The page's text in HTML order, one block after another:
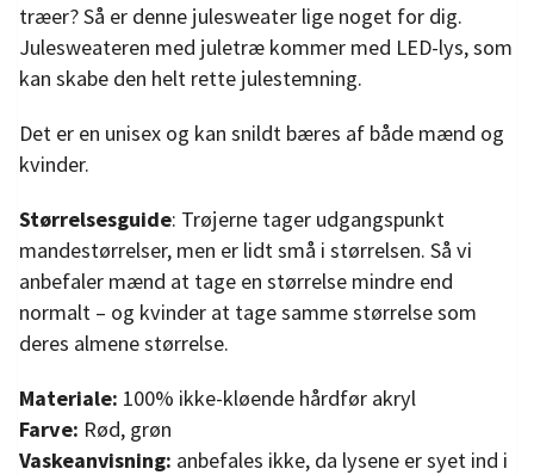
træer? Så er denne julesweater lige noget for dig.
Julesweateren med juletræ kommer med LED-lys, som
kan skabe den helt rette julestemning.
Det er en unisex og kan snildt bæres af både mænd og
kvinder.
Størrelsesguide: Trøjerne tager udgangspunkt
mandestørrelser, men er lidt små i størrelsen. Så vi
anbefaler mænd at tage en størrelse mindre end
normalt – og kvinder at tage samme størrelse som
deres almene størrelse.
Materiale: 100% ikke-kløende hårdfør akryl
Farve: Rød, grøn
Vaskeanvisning: anbefales ikke, da lysene er syet ind i